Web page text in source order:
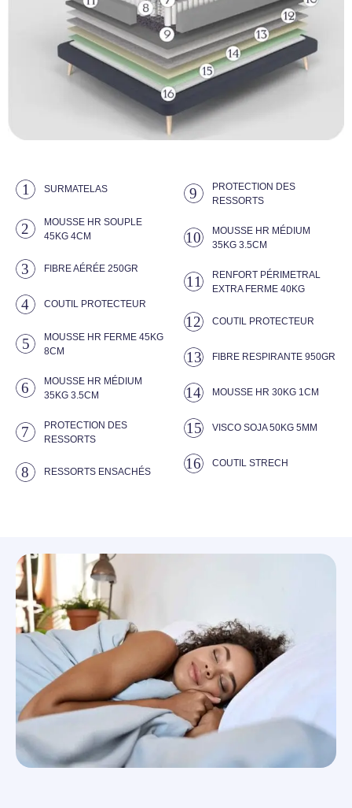
1 SURMATELAS
2
MOUSSE HR SOUPLE
45KG 4CM
3 FIBRE AÉRÉE 250GR
4 COUTIL PROTECTEUR
5
MOUSSE HR FERME 45KG
8CM
6
MOUSSE HR MÉDIUM
35KG 3.5CM
7
PROTECTION DES
RESSORTS
8 RESSORTS ENSACHÉS
9
PROTECTION DES
RESSORTS
10
MOUSSE HR MÉDIUM
35KG 3.5CM
11
RENFORT PÉRIMETRAL
EXTRA FERME 40KG
12 COUTIL PROTECTEUR
13 FIBRE RESPIRANTE 950GR
14 MOUSSE HR 30KG 1CM
15 VISCO SOJA 50KG 5MM
16 COUTIL STRECH